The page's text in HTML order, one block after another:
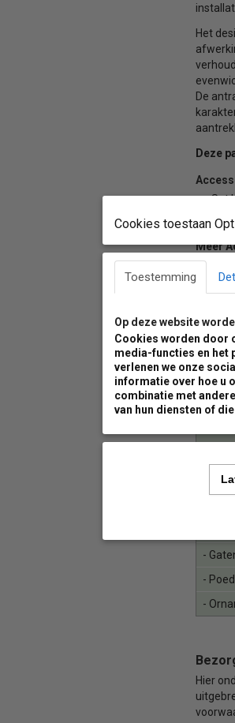
Het
De
Deze
Set
1 of
Meer
Ook
naar
-
-
-
-
Hier
Cookies toestaan
Toestemming
Op deze website
Cookies worden door
media-functies en het
verlenen we onze
informatie over hoe u
combinatie met
van hun diensten of